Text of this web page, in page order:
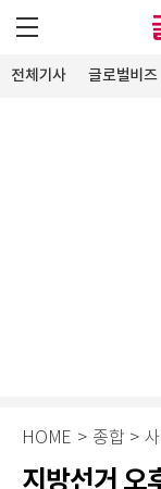
전체기사 글로벌비즈
HOME > 종합 >
지방선거